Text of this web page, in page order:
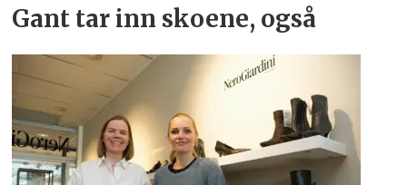
Gant tar inn skoene, også